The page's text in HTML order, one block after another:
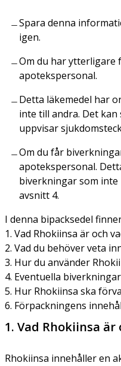
Spara denna
igen.
Om du har ytterligare
apotekspersonal.
Detta läkemedel har
inte till andra. Det kan
uppvisar
Om du får
apotekspersonal.
biverkningar som inte
avsnitt 4.
I denna bipacksedel
1. Vad Rhokiinsa är och
2. Vad du behöver veta
3. Hur du använder
4. Eventuella biverkningar
5. Hur Rhokiinsa ska
6. Förpackningens
1. Vad Rhokiinsa
Rhokiinsa innehåller en